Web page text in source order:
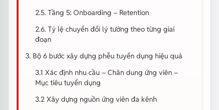
2.5. Tầng 5: Onboarding – Retention
2.6. Tỷ lệ chuyển đổi lý tưởng theo từng giai
đoạn
3. Bộ 6 bước xây dựng phễu tuyển dụng hiệu quả
3.1 Xác định nhu cầu – Chân dung ứng viên –
Mục tiêu tuyển dụng
3.2 Xây dựng nguồn ứng viên đa kênh